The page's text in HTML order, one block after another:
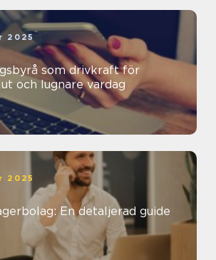
2025
som drivkraft för
och lugnare vardag
2025
En detaljerad guide